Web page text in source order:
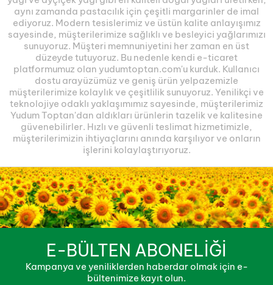
aynı zamanda pastacılık için çeşitli margarinler de imal
ediyoruz. Modern tesislerimiz ve üstün kalite anlayışımız
sayesinde, müşterilerimize sağlıklı ve besleyici yağlarımızı
sunuyoruz. Müşteri memnuniyetini her zaman en üst
düzeyde tutuyoruz. Bu nedenle kendi e-ticaret
platformumuz olan yudumtoptan.com'u kurduk. Kullanıcı
dostu arayüzümüz ve geniş ürün yelpazemizle
müşterilerimize kolaylık ve çeşitlilik sunuyoruz. Yenilikçi ve
teknolojiye odaklı yaklaşımımız sayesinde, müşterilerimiz
Yudum Toptan'dan aldıkları ürünlerin tazelik ve kalitesine
güvenebilirler. Hızlı ve güvenli teslimat hizmetimizle,
müşterilerimizin ihtiyaçlarını anında karşılıyor ve onların
işlerini kolaylaştırıyoruz.
E-BÜLTEN ABONELİĞİ
Kampanya ve yeniliklerden haberdar olmak için e-
bültenimize kayıt olun.